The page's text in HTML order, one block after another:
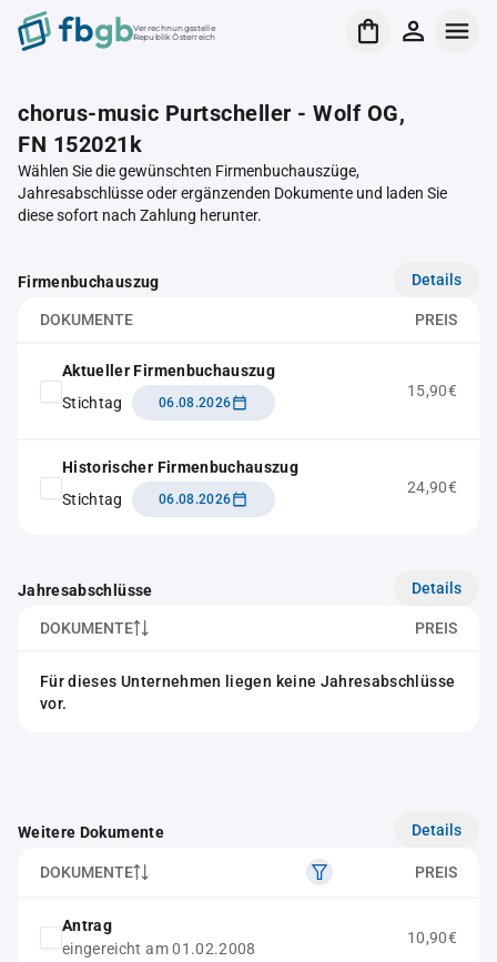
Verrechnungsstelle
Republik Österreich
chorus-music Purtscheller - Wolf OG,
FN 152021k
Wählen Sie die gewünschten Firmenbuchauszüge,
Jahresabschlüsse oder ergänzenden Dokumente und laden Sie
diese sofort nach Zahlung herunter.
Firmenbuchauszug Details
DOKUMENTE PREIS
Aktueller Firmenbuchauszug
Stichtag
06.08.2026
15,90€
Historischer Firmenbuchauszug
Stichtag
06.08.2026
24,90€
Jahresabschlüsse Details
DOKUMENTE PREIS
Für dieses Unternehmen liegen keine Jahresabschlüsse
vor.
Weitere Dokumente Details
DOKUMENTE PREIS
Antrag
eingereicht am 01.02.2008
10,90€